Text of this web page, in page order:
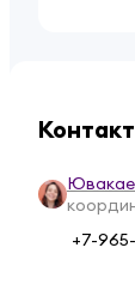
+7-